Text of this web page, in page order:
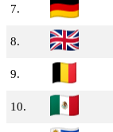
7.
8.
9.
10.